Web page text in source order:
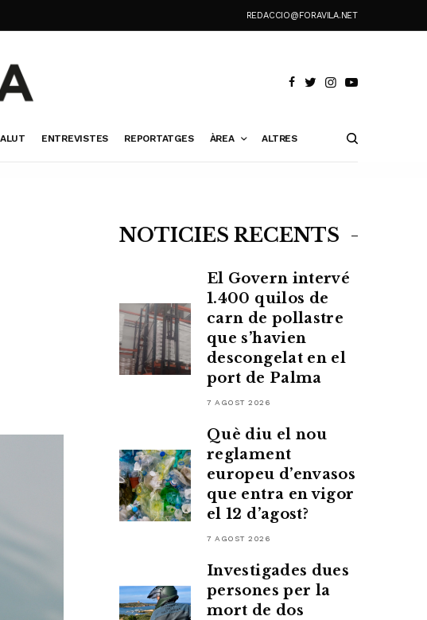
REDACCIO@FORAVILA.NET
ENTREVISTES REPORTATGES ÀREA ALTRES
NOTÍCIES RECENTS
El Govern intervé
1.400 quilos de
carn de pollastre
que s’havien
descongelat en el
port de Palma
7 AGOST 2026
Què diu el nou
reglament
europeu d’envasos
que entra en vigor
el 12 d’agost?
7 AGOST 2026
Investigades dues
persones per la
mort de dos